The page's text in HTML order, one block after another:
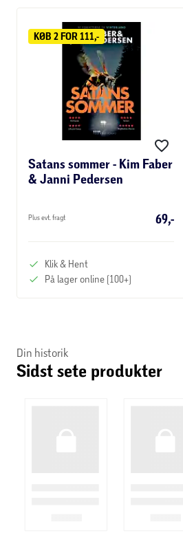
KØB 2 FOR 111,-
Satans sommer - Kim Faber
& Janni Pedersen
Plus evt. fragt 69,-
Klik & Hent
På lager online (100+)
Din historik
Sidst sete produkter